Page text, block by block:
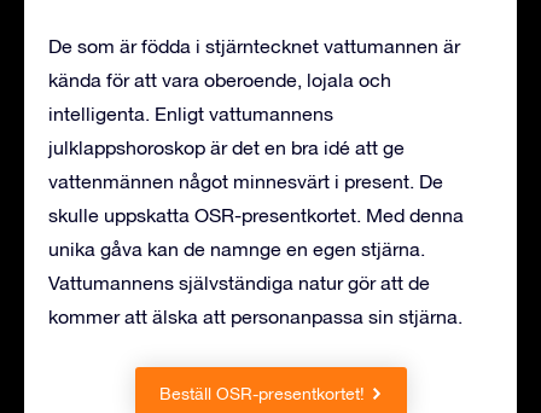
De som är födda i stjärntecknet vattumannen är
kända för att vara oberoende, lojala och
intelligenta. Enligt vattumannens
julklappshoroskop är det en bra idé att ge
vattenmännen något minnesvärt i present. De
skulle uppskatta OSR-presentkortet. Med denna
unika gåva kan de namnge en egen stjärna.
Vattumannens självständiga natur gör att de
kommer att älska att personanpassa sin stjärna.
Beställ OSR-presentkortet!